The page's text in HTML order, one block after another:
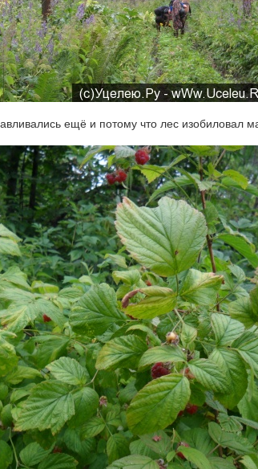
ещё и потому что лес изобиловал